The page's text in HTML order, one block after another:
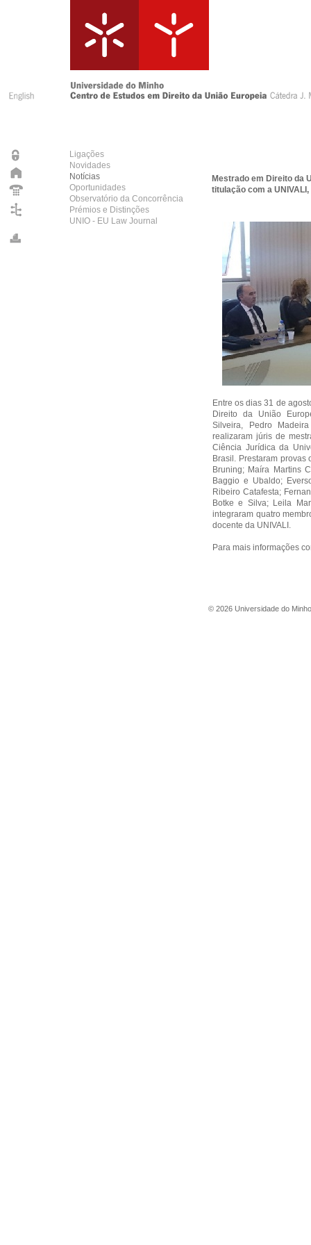
Ligações
Novidades
Notícias
Oportunidades
Observatório da Concorrência
Prémios e Distinções
UNIO - EU Law Journal
Mestrado em Direito da
titulação com a
Entre os dias 31 de
Direito da União
Silveira, Pedro
realizaram júris de
Ciência Jurídica da
Brasil. Prestaram provas
Bruning; Maíra Martins
Baggio e Ubaldo;
Ribeiro Catafesta;
Botke e Silva; Leila
integraram quatro
docente da UNIVALI.
Para mais informações
© 2026 Universidade do